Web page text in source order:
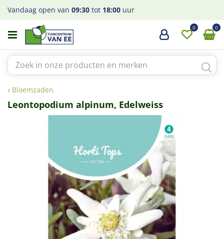
a
Bloemzaden
Vandaag open van 09:30 tot 18:00 uur
Leontopodium alpinum, Edelweiss